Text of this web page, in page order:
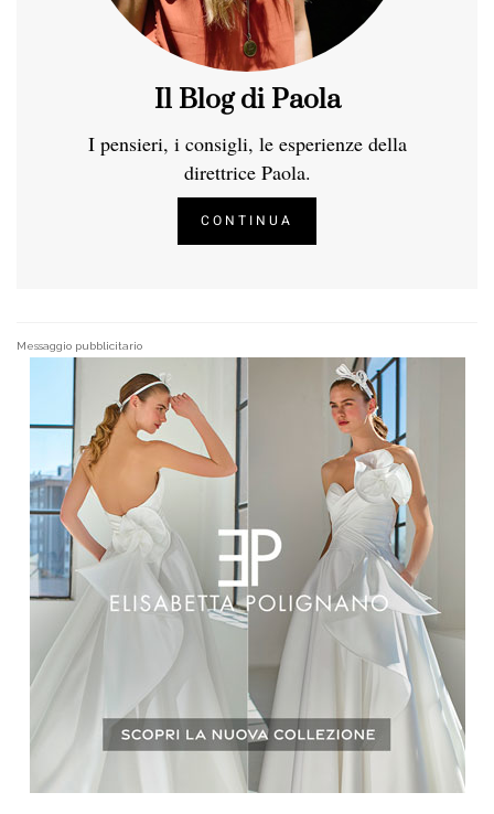
Il Blog di Paola
I pensieri, i consigli, le esperienze della
direttrice Paola.
CONTINUA
Messaggio pubblicitario